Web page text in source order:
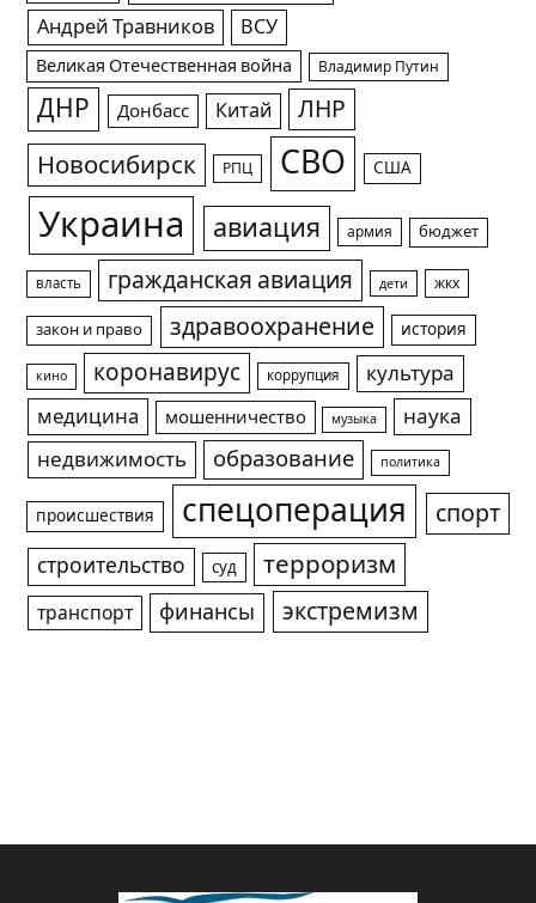
Андрей Травников ВСУ
Великая Отечественная война Владимир Путин
ДНР Донбасс Китай ЛНР
Новосибирск РПЦ СВО США
Украина авиация армия бюджет
власть гражданская авиация дети жкх
закон и право здравоохранение история
кино коронавирус коррупция
культура
медицина
мошенничество музыка
наука
недвижимость
образование политика
происшествия спецоперация спорт
строительство суд терроризм
транспорт финансы экстремизм